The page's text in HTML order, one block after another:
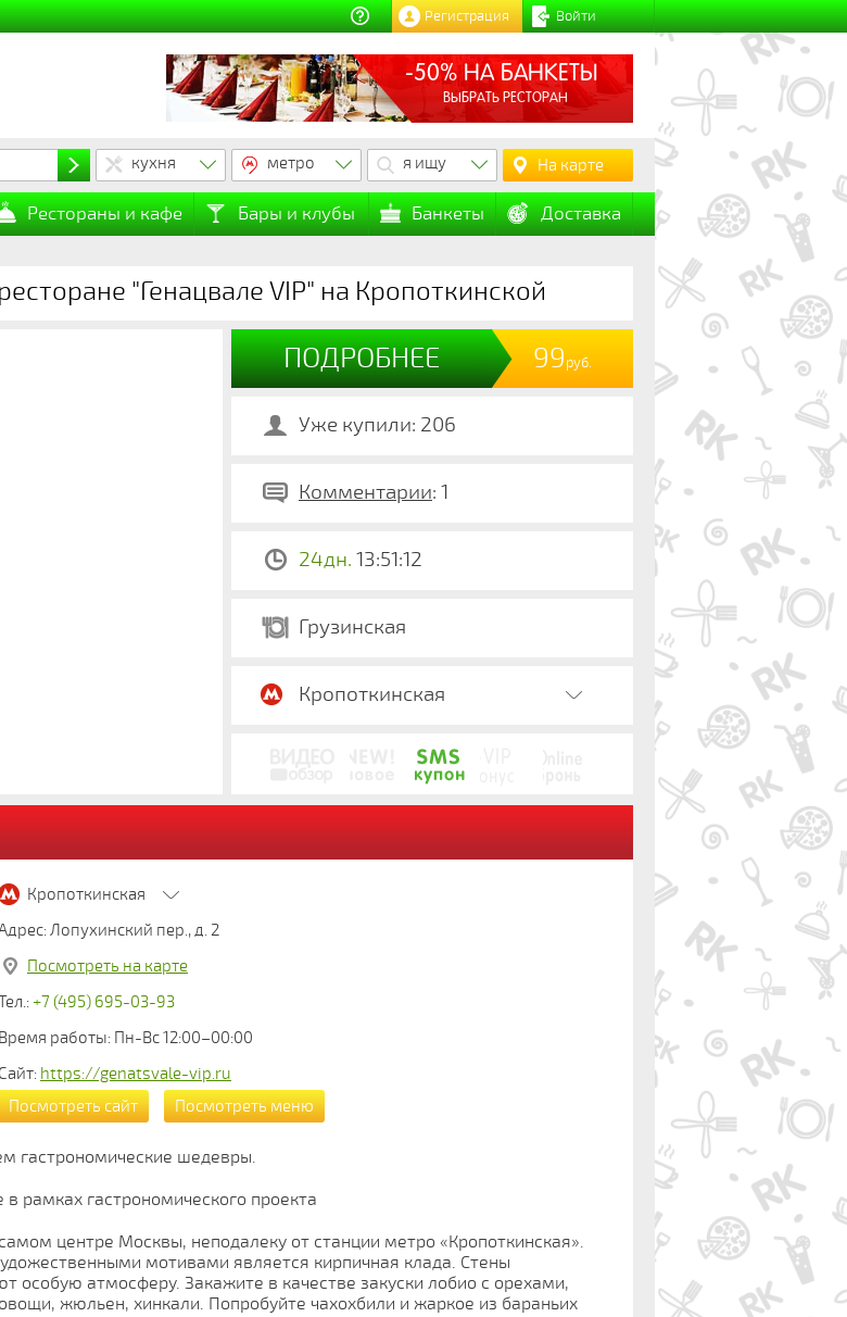
Войти
Регистрация
-50% НА БАНКЕТЫ
ВЫБРАТЬ РЕСТОРАН
кухня метро я ищу На карте
Рестораны и кафе Бары и клубы Банкеты Доставка
"Генацвале VIP" на Кропоткинской
ПОДРОБНЕЕ 99руб.
Уже купили: 206
Комментарии: 1
24дн. 13:51:11
Грузинская
Кропоткинская
Кропоткинская
Лопухинский пер., д. 2
Посмотреть на карте
+7 (495) 695-03-93
Время работы: Пн-Вс 12:00–00:00
Сайт: https://genatsvale-vip.ru
Посмотреть сайт
Посмотреть меню
гастрономические шедевры.
рамках гастрономического проекта
центре Москвы, неподалеку от станции метро «Кропоткинская».
мотивами является кирпичная клада. Стены
особую атмосферу. Закажите в качестве закуски лобио с орехами,
жюльен, хинкали. Попробуйте чахохбили и жаркое из бараньих